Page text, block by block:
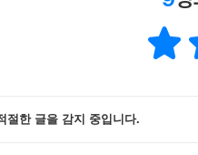
서 제일 잘 싸우는 활동가들
노금호와 그의 동지들은 전선
선배가 부재하는 상황에서도
절한 글을 감지 중입니다.